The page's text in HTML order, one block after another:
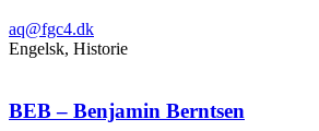
aq@fgc4.dk
Engelsk, Historie
BEB – Benjamin Berntsen